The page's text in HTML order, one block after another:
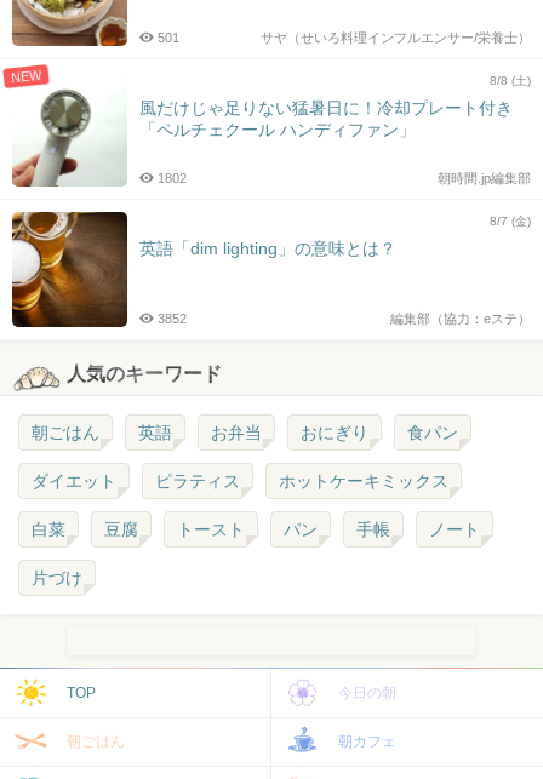
サヤ（せいろ料理インフルエンサー/栄養士）
501
NEW 8/8 (土)
風だけじゃ足りない猛暑日に！冷却プレート付き
「ペルチェクール ハンディファン」
朝時間.jp編集部
1802
8/7 (金)
英語「dim lighting」の意味とは？
編集部（協力：eステ）
3852
人気のキーワード
朝ごはん 英語 お弁当 おにぎり 食パン
ダイエット ピラティス ホットケーキミックス
白菜 豆腐 トースト パン 手帳 ノート
片づけ
TOP 今日の朝
朝ごはん 朝カフェ